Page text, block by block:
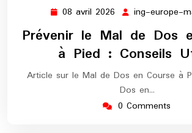
08 avril 2026 08
avril
2026
ing-europe-
Prévenir le Mal de Dos
à Pied : Conseils
Article sur le Mal de Dos en Course à
Dos en…
0 Comments